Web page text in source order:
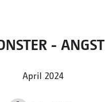
- ANGST
April 2024